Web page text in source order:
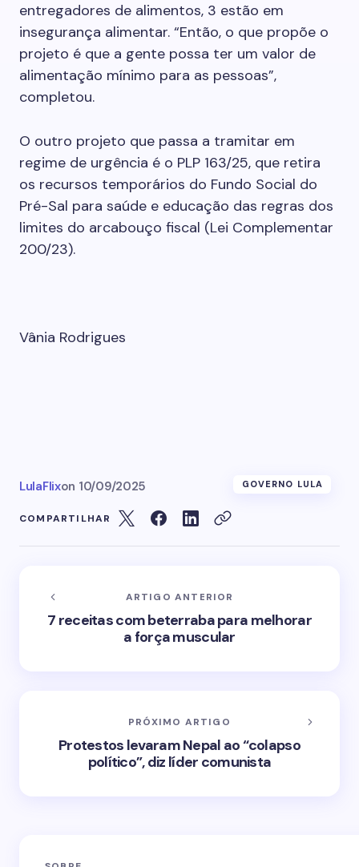
entregadores de alimentos, 3 estão em
insegurança alimentar. “Então, o que propõe o
projeto é que a gente possa ter um valor de
alimentação mínimo para as pessoas”,
completou.
O outro projeto que passa a tramitar em
regime de urgência é o PLP 163/25, que retira
os recursos temporários do Fundo Social do
Pré-Sal para saúde e educação das regras dos
limites do arcabouço fiscal (Lei Complementar
200/23).
Vânia Rodrigues
LulaFlixon 10/09/2025 GOVERNO LULA
COMPARTILHAR
ARTIGO ANTERIOR
7 receitas com beterraba para melhorar
a força muscular
PRÓXIMO ARTIGO
Protestos levaram Nepal ao “colapso
político”, diz líder comunista